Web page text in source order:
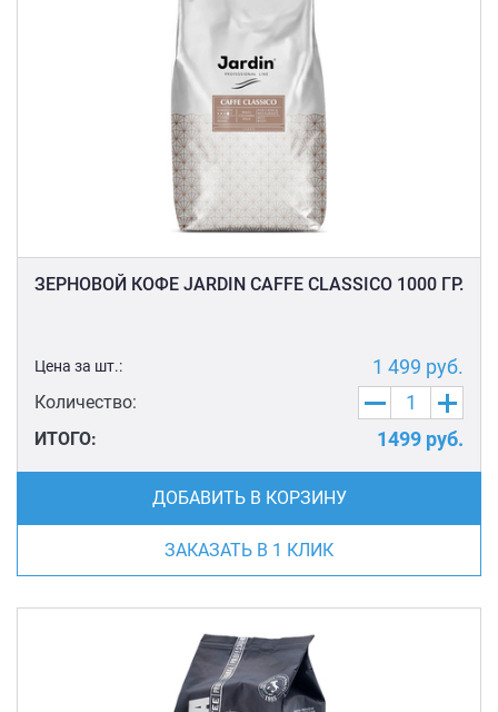
ЗЕРНОВОЙ КОФЕ JARDIN CAFFE CLASSICO 1000 ГР.
Цена за шт.: 1 499 руб.
Количество:
ИТОГО:
1499 руб.
ДОБАВИТЬ В КОРЗИНУ
ЗАКАЗАТЬ В 1 КЛИК